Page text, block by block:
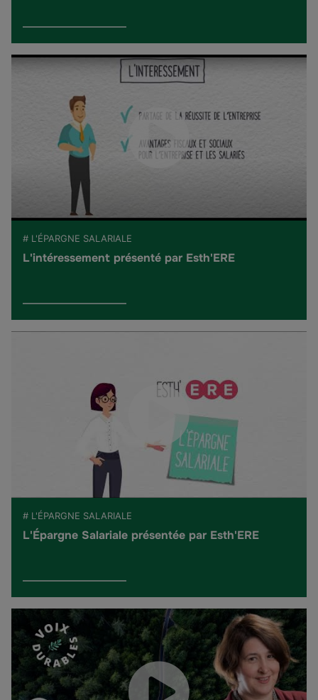
# L'ÉPARGNE SALARIALE
L'intéressement présenté par Esth'ERE
# L'ÉPARGNE SALARIALE
L'Épargne Salariale présentée par Esth'ERE